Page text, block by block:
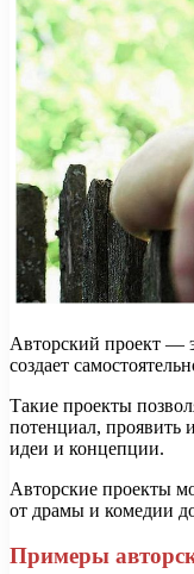
Авторский проект —
создает
Такие проекты
потенциал, проявить
идеи и концепции.
Авторские проекты
от драмы и комедии
Примеры